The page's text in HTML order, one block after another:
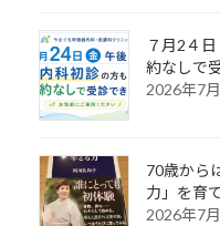
７月2４
約なしで
2026年7
70歳から
力」を育
2026年7